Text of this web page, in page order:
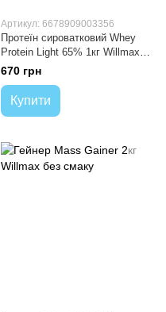
Артикул: 6678909003356
Протеїн сироватковий Whey
Protein Light 65% 1кг Willmax
без смаку
670 грн
Купити